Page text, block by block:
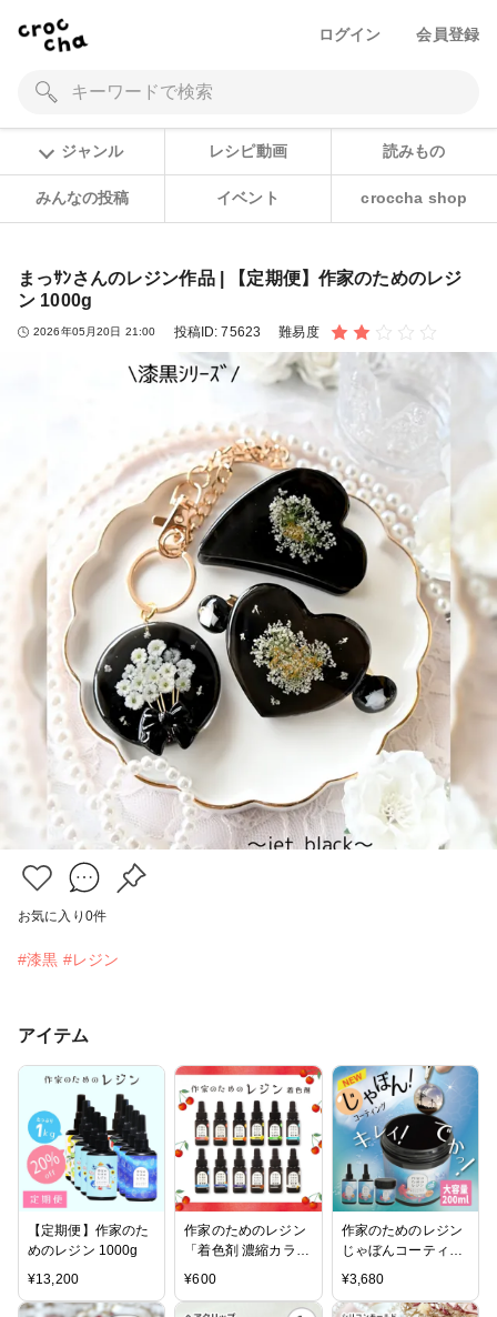
ログイン 会員登録
ジャンル レシピ動画 読みもの
みんなの投稿 イベント croccha shop
まっｻﾝさんのレジン作品 | 【定期便】作家のためのレジ
ン 1000g
2026年05月20日 21:00 投稿ID:75623 難易度
お気に入り 0件
#漆黒 #レジン
アイテム
【定期便】作家のた
めのレジン 1000g
¥13,200
作家のためのレジン
「着色剤 濃縮カラー
レジン10g 定番12
¥600
作家のためのレジン
じゃぼんコーティン
グ どぼん液 200ml
遮光ケース付き
¥3,680